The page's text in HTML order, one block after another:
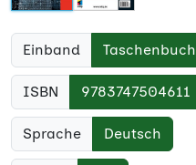
Einband Taschenbuch
ISBN 9783747504611
Sprache Deutsch